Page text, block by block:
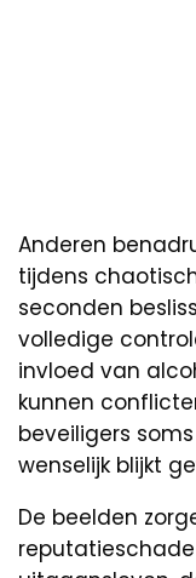
Anderen
tijdens
seconden
volledige
invloed van
kunnen
beveiligers
wenselijk blijkt
De beelden